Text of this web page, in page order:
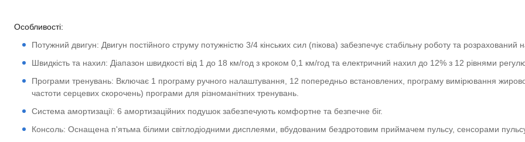
Особливості:
Потужний двигун: Двигун постійного струму потужністю 3/4 кінських сил (пікова) забезпечує стабільну роботу та розрахований
Швидкість та нахил: Діапазон швидкості від 1 до 18 км/год з кроком 0,1 км/год та електричний нахил до 12% з 12 рівнями
Програми тренувань: Включає 1 програму ручного налаштування, 12 попередньо встановлених, програму вимірювання
частоти серцевих скорочень) програми для різноманітних тренувань.
Система амортизації: 6 амортизаційних подушок забезпечують комфортне та безпечне біг.
Консоль: Оснащена п'ятьма білими світлодіодними дисплеями, вбудованим бездротовим приймачем пульсу, сенсорами